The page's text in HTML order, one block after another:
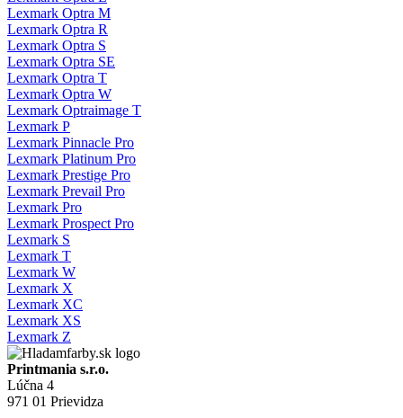
Lexmark Optra M
Lexmark Optra R
Lexmark Optra S
Lexmark Optra SE
Lexmark Optra T
Lexmark Optra W
Lexmark Optraimage T
Lexmark P
Lexmark Pinnacle Pro
Lexmark Platinum Pro
Lexmark Prestige Pro
Lexmark Prevail Pro
Lexmark Pro
Lexmark Prospect Pro
Lexmark S
Lexmark T
Lexmark W
Lexmark X
Lexmark XC
Lexmark XS
Lexmark Z
Printmania s.r.o.
Lúčna 4
971 01 Prievidza